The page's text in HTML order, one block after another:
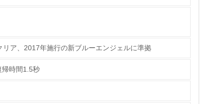
リア、2017年施行の新ブルーエンジェルに準拠
帰時間1.5秒